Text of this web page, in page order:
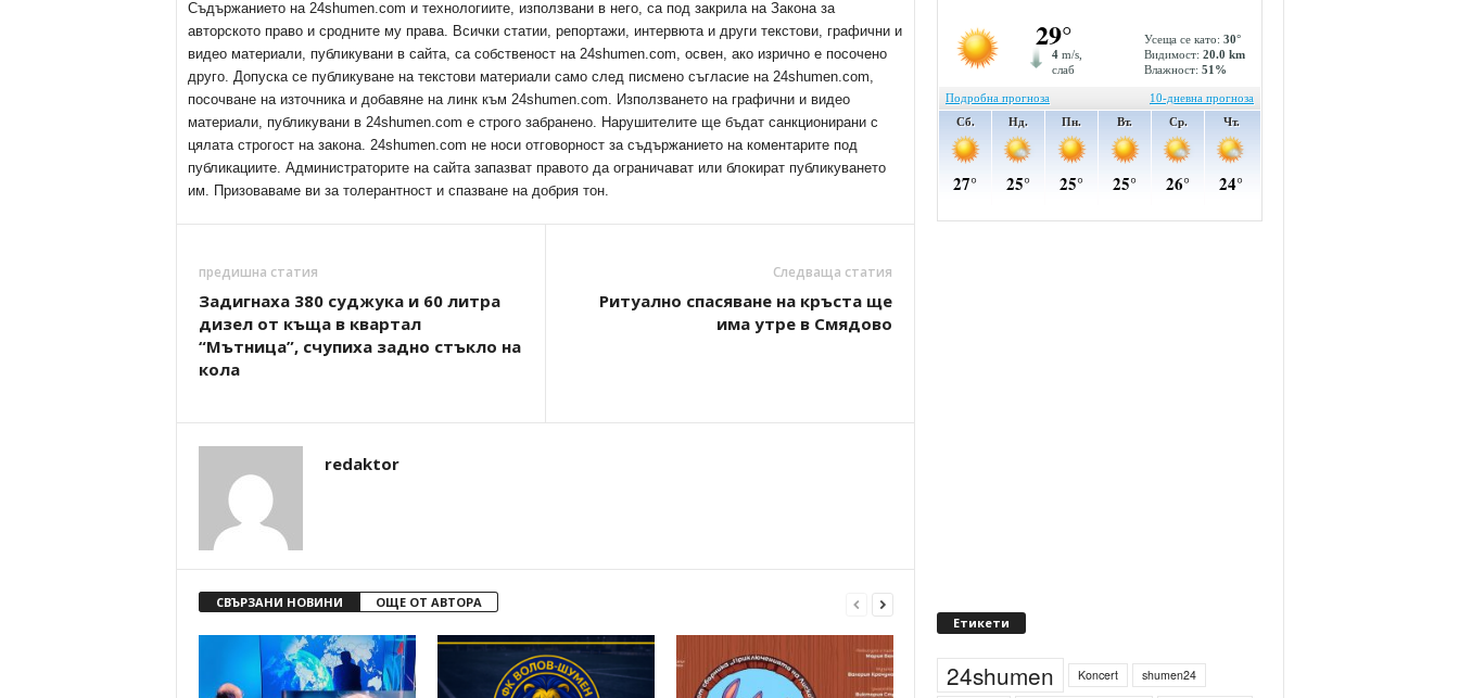
Съдържанието на 24shumen.com и технологиите, използвани в него, са под закрила на Закона за
авторското право и сродните му права. Всички статии, репортажи, интервюта и други текстови, графични и
видео материали, публикувани в сайта, са собственост на 24shumen.com, освен, ако изрично е посочено
друго. Допуска се публикуване на текстови материали само след писмено съгласие на 24shumen.com,
посочване на източника и добавяне на линк към 24shumen.com. Използването на графични и видео
материали, публикувани в 24shumen.com е строго забранено. Нарушителите ще бъдат санкционирани с
цялата строгост на закона. 24shumen.com не носи отговорност за съдържанието на коментарите под
публикациите. Администраторите на сайта запазват правото да ограничават или блокират публикуването
им. Призоваваме ви за толерантност и спазване на добрия тон.
предишна статия
Задигнаха 380 суджука и 60 литра
дизел от къща в квартал
“Мътница”, счупиха задно стъкло на
кола
Следваща статия
Ритуално спасяване на кръста ще
има утре в Смядово
redaktor
СВЪРЗАНИ НОВИНИ ОЩЕ ОТ АВТОРА
Етикети
24shumen Koncert
shumen24